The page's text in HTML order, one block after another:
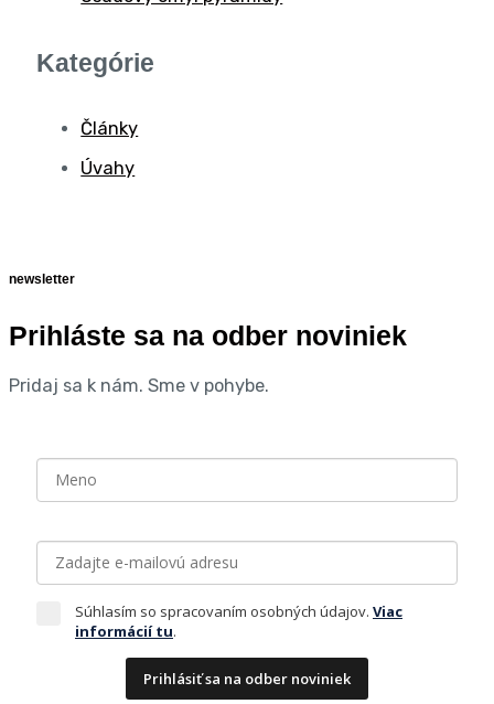
Kategórie
Články
Úvahy
newsletter
Prihláste sa na odber noviniek
Pridaj sa k nám. Sme v pohybe.
Súhlasím so spracovaním osobných údajov. Viac
informácií tu.
Prihlásiť sa na odber noviniek